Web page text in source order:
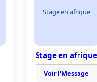
Stage en afrique
Stage en afrique
Voir l'Message